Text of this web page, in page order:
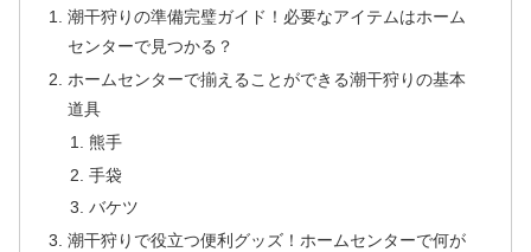
潮干狩りの準備完璧ガイド！必要なアイテムはホーム
センターで見つかる？
ホームセンターで揃えることができる潮干狩りの基本
道具
熊手
手袋
バケツ
潮干狩りで役立つ便利グッズ！ホームセンターで何が